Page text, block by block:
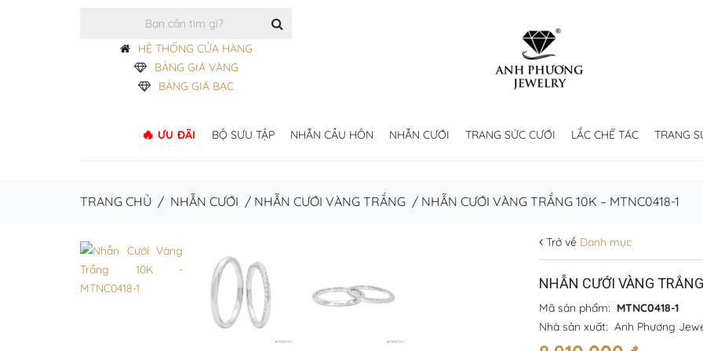
HỆ THỐNG CỬA HÀNG
BẢNG GIÁ VÀNG
BẢNG GIÁ BẠC
ƯU ĐÃI BỘ SƯU TẬP NHẪN CẦU HÔN NHẪN CƯỚI TRANG SỨC CƯỚI LẮC CHẾ TÁC TRANG
TRANG CHỦ / NHẪN CƯỚI / NHẪN CƯỚI VÀNG TRẮNG / NHẪN CƯỚI VÀNG TRẮNG 10K – MTNC0418-1
Trở về Danh mục
NHẪN CƯỚI VÀNG
Mã sản phẩm: MTNC0418-1
Nhà sản xuất: Anh Phương